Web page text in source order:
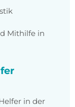
Mithilfe in
in der